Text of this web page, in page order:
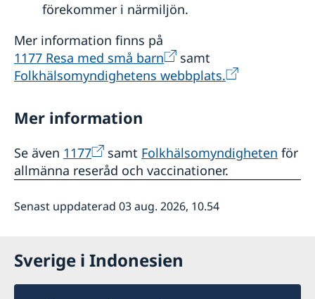
förekommer i närmiljön.
Mer information finns på
1177 Resa med små barn
samt
Folkhälsomyndighetens webbplats.
Mer information
Se även 1177 samt Folkhälsomyndigheten för
allmänna reseråd och vaccinationer.
Senast uppdaterad 03 aug. 2026, 10.54
Sverige i Indonesien